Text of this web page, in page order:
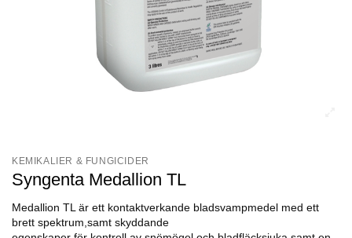
KEMIKALIER & FUNGICIDER
Syngenta Medallion TL
Medallion TL är ett kontaktverkande bladsvampmedel med ett
brett spektrum,samt skyddande